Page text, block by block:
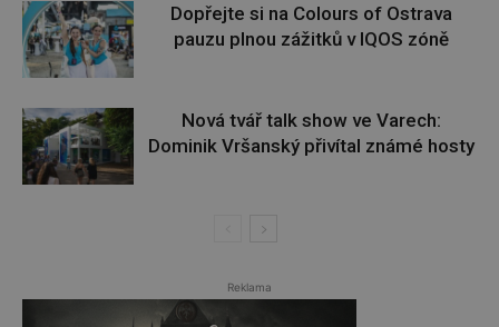
Dopřejte si na Colours of Ostrava
pauzu plnou zážitků v IQOS zóně
Nová tvář talk show ve Varech:
Dominik Vršanský přivítal známé hosty
Reklama